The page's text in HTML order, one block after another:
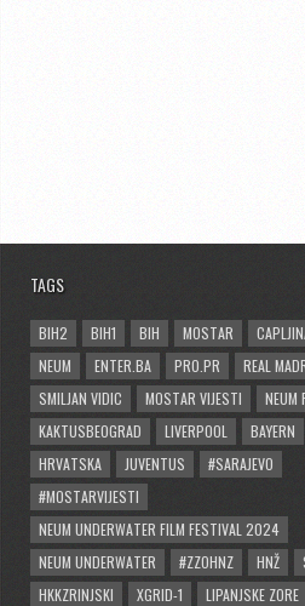
TAGS
BIH2 BIH1 BIH MOSTAR
NEUM
ENTER.BA PRO.PR
REAL
SMILJAN VIDIC
MOSTAR VIJESTI
NEUM
KAKTUSBEOGRAD
LIVERPOOL
BAYERN
HRVATSKA
JUVENTUS
#SARAJEVO
#MOSTARVIJESTI
NEUM UNDERWATER FILM FESTIVAL 2024
NEUM UNDERWATER
#ZZOHNZ HNŽ
HKKZRINJSKI
XGRID-1 LIPANJSKE ZORE